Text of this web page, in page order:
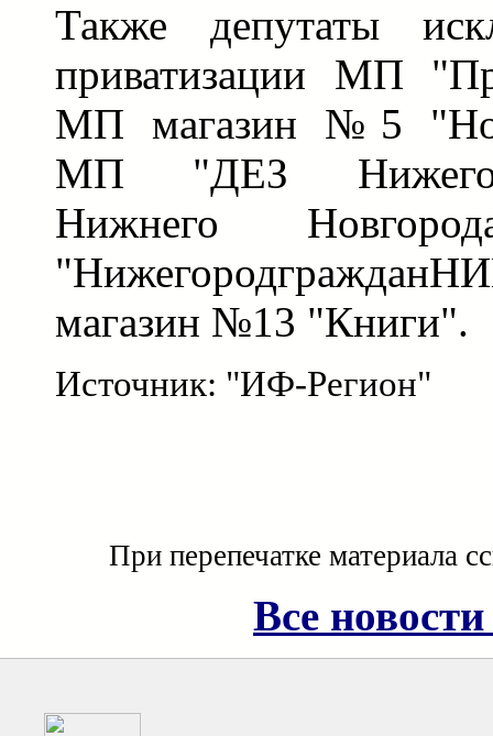
Также депутаты
приватизации МП
МП магазин №5
МП "ДЕЗ
Нижнего
магазин №13 "Книги".
Источник: "ИФ-Регион"
При перепечатке материала
Все